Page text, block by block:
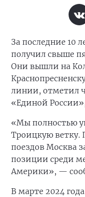
За последние 10
получил свыше
Они вышли на
линии, отметил
«Единой
«Мы полностью
Троицкую ветку.
поездов Москва
позиции среди
Америки», —
В марте 2024